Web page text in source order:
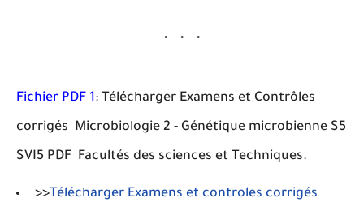
Fichier PDF 1: Télécharger Examens et Contrôles
corrigés Microbiologie 2 - Génétique microbienne S5
SVI5 PDF Facultés des sciences et Techniques.
>>Télécharger Examens et controles corrigés